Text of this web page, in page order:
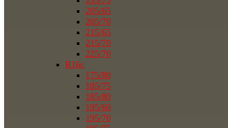
205/65
205/70
215/65
215/70
225/70
R16c
175/80
185/75
185/80
195/60
195/70